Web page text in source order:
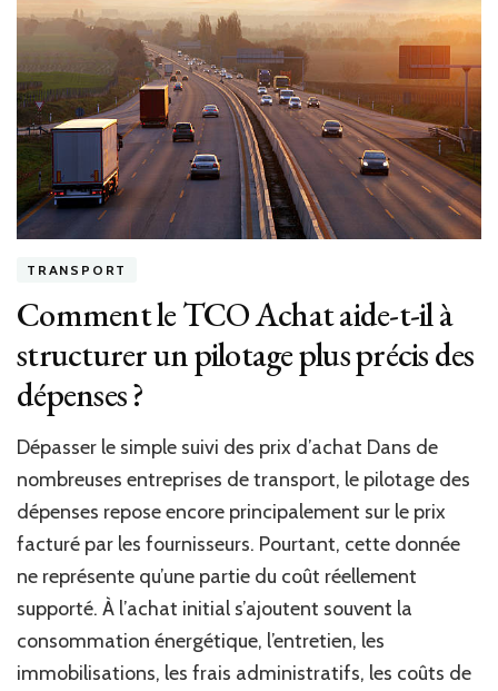
il
les
en
train
pour
TRANSPORT
Comment le TCO Achat aide-t-il à
structurer un pilotage plus précis des
dépenses ?
Dépasser le simple suivi des prix d’achat Dans de
nombreuses entreprises de transport, le pilotage des
dépenses repose encore principalement sur le prix
facturé par les fournisseurs. Pourtant, cette donnée
ne représente qu’une partie du coût réellement
supporté. À l’achat initial s’ajoutent souvent la
consommation énergétique, l’entretien, les
immobilisations, les frais administratifs, les coûts de